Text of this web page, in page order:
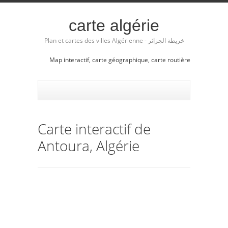
carte algérie
Plan et cartes des villes Algérienne - خريطة الجزائر
Map interactif, carte géographique, carte routière
Carte interactif de
Antoura, Algérie